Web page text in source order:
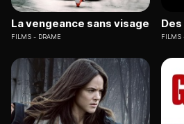
La vengeance sans visage
FILMS DRAME FILMS